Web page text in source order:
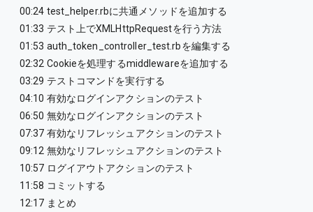
00:24 test_helper.rbに共通メソッドを追加する
01:33 テスト上でXMLHttpRequestを行う方法
01:53 auth_token_controller_test.rbを編集する
02:32 Cookieを処理するmiddlewareを追加する
03:29 テストコマンドを実行する
04:10 有効なログインアクションのテスト
06:50 無効なログインアクションのテスト
07:37 有効なリフレッシュアクションのテスト
09:12 無効なリフレッシュアクションのテスト
10:57 ログイアウトアクションのテスト
11:58 コミットする
12:17 まとめ